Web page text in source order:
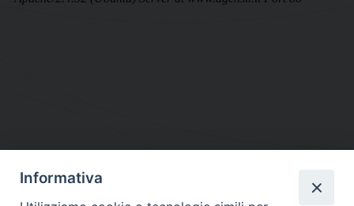
DIOCESI SUBURBICARIA DI ALBANO
Informativa